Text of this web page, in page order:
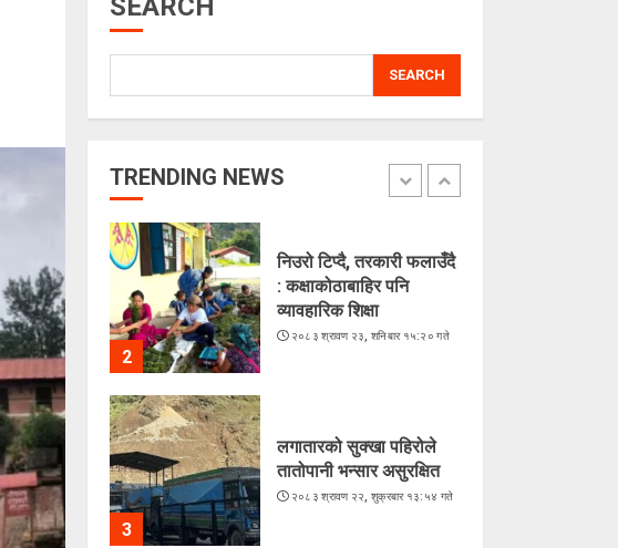
SEARCH
SEARCH
TRENDING NEWS
5
1
चराहरूको संसारमा छिर्दै
2
निउरो टिप्दै, तरकारी फलाउँदै
: कक्षाकोठाबाहिर पनि
व्यावहारिक शिक्षा
२०८३ श्रावण २३, शनिबार १५:२० गते
3
लगातारको सुक्खा पहिरोले
तातोपानी भन्सार असुरक्षित
२०८३ श्रावण २२, शुक्रबार १३:५४ गते